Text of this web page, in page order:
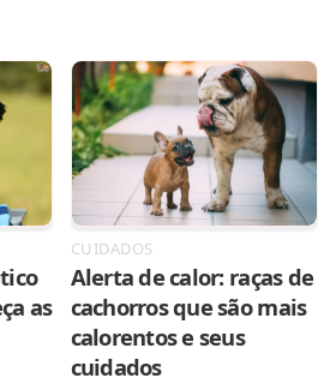
as
CUIDADOS
Alerta de calor: raças de
cachorros que são mais
calorentos e seus
cuidados